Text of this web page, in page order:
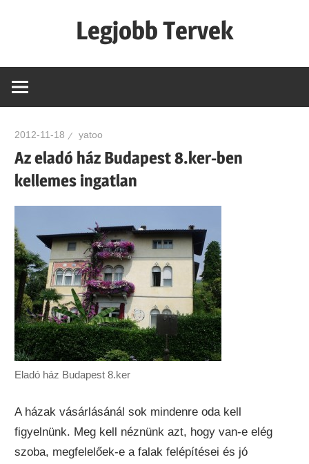
Legjobb Tervek
mindig
jó
tervünk…!
2012-11-18 yatoo
Az eladó ház Budapest 8.ker-ben
kellemes ingatlan
Eladó ház Budapest 8.ker
A házak vásárlásánál sok mindenre oda kell
figyelnünk. Meg kell néznünk azt, hogy van-e elég
szoba, megfelelőek-e a falak felépítései és jó